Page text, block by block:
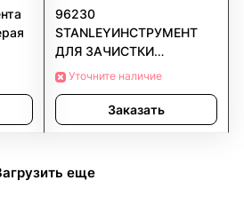
96230
STANLEYИНСТРУМЕНТ
ДЛЯ ЗАЧИСТКИ
ПРОВОДОВ (СТРИППЕР)
Уточните наличие
Заказать
еще